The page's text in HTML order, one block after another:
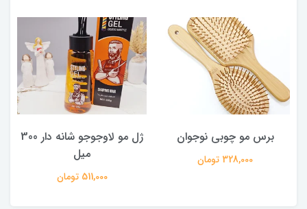
برس مو چوبی نوجوان
328,000 تومان
ژل مو لاوجوجو شانه دار 300
میل
511,000 تومان